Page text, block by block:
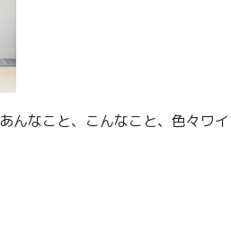
んなこと、こんなこと、色々ワ